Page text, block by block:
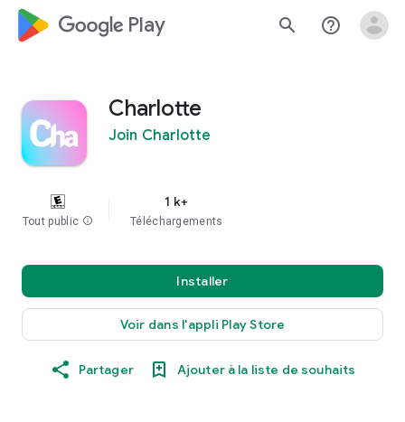
google_logo Play search help_outline
Charlotte
Join Charlotte
Tout public info
1 k+
Téléchargements
Installer
Voir dans l'appli Play Store
Partager Ajouter à la liste de souhaits